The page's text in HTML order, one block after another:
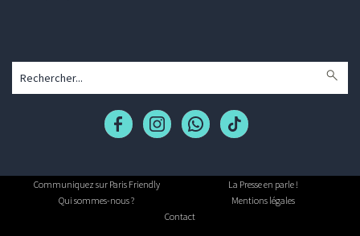
Communiquez sur Paris Friendly
La Presse en parle !
Qui sommes-nous ?
Mentions légales
Contact